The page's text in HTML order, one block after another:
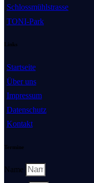
Schlossmühlstrasse
TONI-Park
Links
Startseite
Über uns
Impressum
Datenschutz
Kontakt
Termine
Name